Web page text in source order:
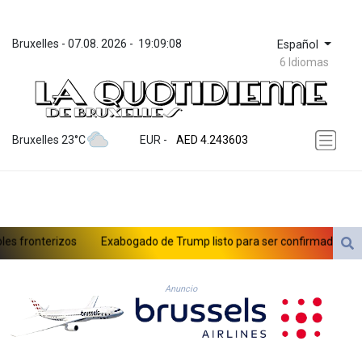
Bruxelles - 07.08. 2026 - 19:09:08 Español
6 Idiomas
Bruxelles 23°C EUR -
ZWL 372.073103
AED 4.243603
AFN 75.680614
ARS 1732.118969
AUD 1.636952
AZN 1.958749
BAM 1.960326
BBD 2.327073
BDT 143.024567
Exabogado de Trump listo para ser confirmado como
Anuncio